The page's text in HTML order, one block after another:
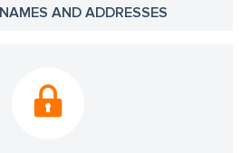
AND ADDRESSES